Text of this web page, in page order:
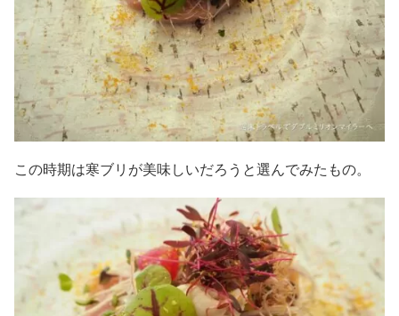
この時期は寒ブリが美味しいだろうと選んでみたもの。